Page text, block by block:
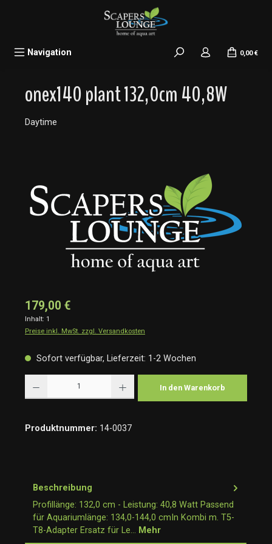
Navigation 0,00 €
onex140 plant 132,0cm 40,8W
Daytime
179,00 €
Inhalt: 1
Preise inkl. MwSt. zzgl. Versandkosten
Sofort verfügbar, Lieferzeit: 1-2 Wochen
In den Warenkorb
Produktnummer: 14-0037
Beschreibung
Profillänge: 132,0 cm - Leistung: 40,8 Watt Passend
für Aquariumlänge: 134,0-144,0 cmIn Kombi m. T5-
T8-Adapter Ersatz für Le… Mehr